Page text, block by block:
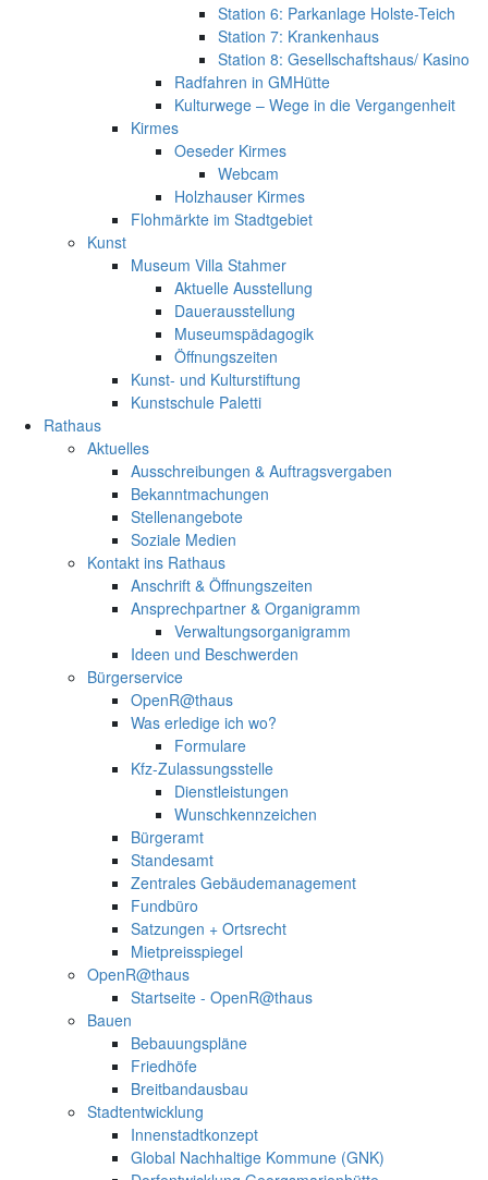
Station 6: Parkanlage Holste-Teich
Station 7: Krankenhaus
Station 8: Gesellschaftshaus/ Kasino
Radfahren in GMHütte
Kulturwege – Wege in die Vergangenheit
Kirmes
Oeseder Kirmes
Webcam
Holzhauser Kirmes
Flohmärkte im Stadtgebiet
Kunst
Museum Villa Stahmer
Aktuelle Ausstellung
Dauerausstellung
Museumspädagogik
Öffnungszeiten
Kunst- und Kulturstiftung
Kunstschule Paletti
Rathaus
Aktuelles
Ausschreibungen & Auftragsvergaben
Bekanntmachungen
Stellenangebote
Soziale Medien
Kontakt ins Rathaus
Anschrift & Öffnungszeiten
Ansprechpartner & Organigramm
Verwaltungsorganigramm
Ideen und Beschwerden
Bürgerservice
OpenR@thaus
Was erledige ich wo?
Formulare
Kfz-Zulassungsstelle
Dienstleistungen
Wunschkennzeichen
Bürgeramt
Standesamt
Zentrales Gebäudemanagement
Fundbüro
Satzungen + Ortsrecht
Mietpreisspiegel
OpenR@thaus
Startseite - OpenR@thaus
Bauen
Bebauungspläne
Friedhöfe
Breitbandausbau
Stadtentwicklung
Innenstadtkonzept
Global Nachhaltige Kommune (GNK)